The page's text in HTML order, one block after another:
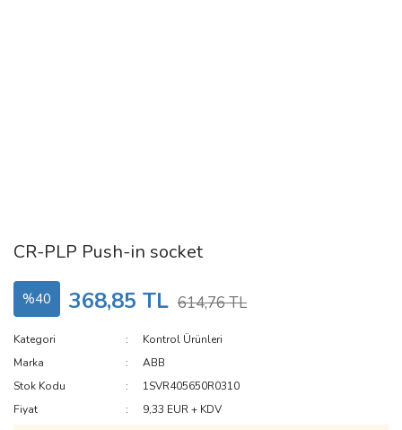
CR-PLP Push-in socket
%40 368,85 TL 614,76 TL
Kategori
Kontrol Ürünleri
Marka
ABB
Stok Kodu
1SVR405650R0310
Fiyat
9,33 EUR + KDV